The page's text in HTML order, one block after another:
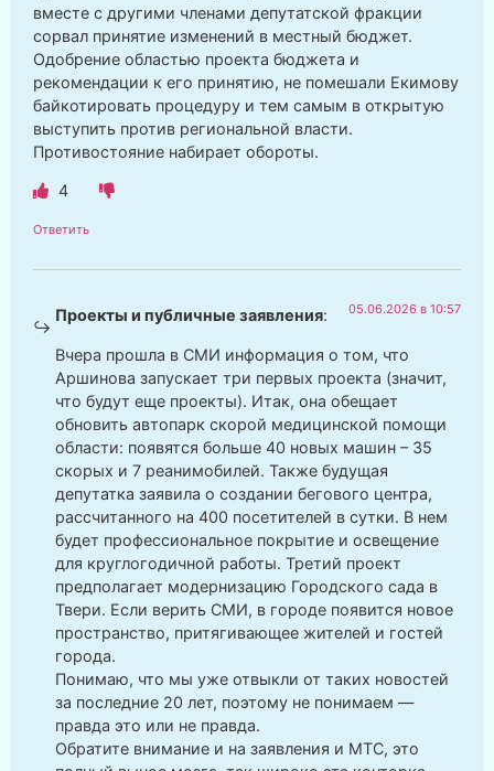
вместе с другими членами депутатской фракции
сорвал принятие изменений в местный бюджет.
Одобрение областью проекта бюджета и
рекомендации к его принятию, не помешали Екимову
байкотировать процедуру и тем самым в открытую
выступить против региональной власти.
Противостояние набирает обороты.
4
Ответить
Проекты и публичные заявления: 05.06.2026 в 10:57
Вчера прошла в СМИ информация о том, что
Аршинова запускает три первых проекта (значит,
что будут еще проекты). Итак, она обещает
обновить автопарк скорой медицинской помощи
области: появятся больше 40 новых машин – 35
скорых и 7 реанимобилей. Также будущая
депутатка заявила о создании бегового центра,
рассчитанного на 400 посетителей в сутки. В нем
будет профессиональное покрытие и освещение
для круглогодичной работы. Третий проект
предполагает модернизацию Городского сада в
Твери. Если верить СМИ, в городе появится новое
пространство, притягивающее жителей и гостей
города.
Понимаю, что мы уже отвыкли от таких новостей
за последние 20 лет, поэтому не понимаем —
правда это или не правда.
Обратите внимание и на заявления и МТС, это